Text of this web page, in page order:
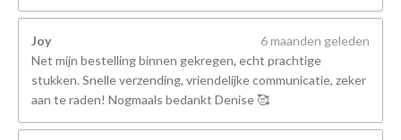
Joy
6 maanden geleden
Net mijn bestelling binnen gekregen, echt prachtige
stukken. Snelle verzending, vriendelijke communicatie, zeker
aan te raden! Nogmaals bedankt Denise 🥰